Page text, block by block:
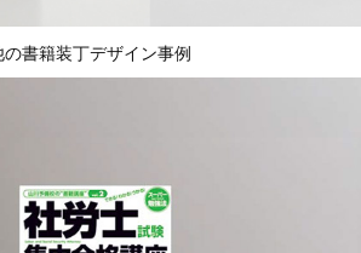
の書籍装丁デザイン事例